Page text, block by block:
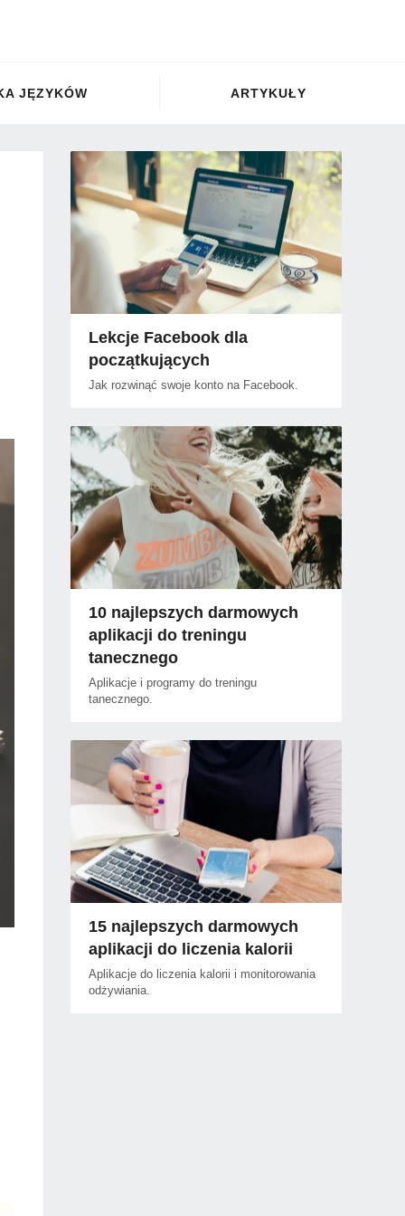
JĘZYKÓW ARTYKUŁY
Lekcje Facebook dla
początkujących
Jak rozwinąć swoje konto na Facebook.
10 najlepszych darmowych
aplikacji do treningu
tanecznego
Aplikacje i programy do treningu
tanecznego.
15 najlepszych darmowych
aplikacji do liczenia kalorii
Aplikacje do liczenia kalorii i monitorowania
odżywiania.